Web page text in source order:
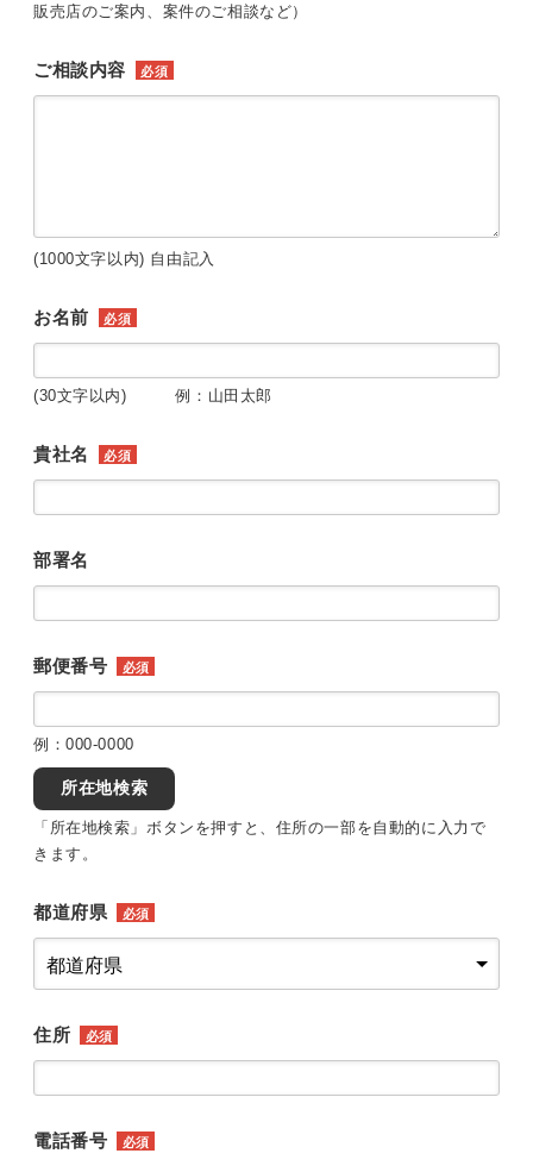
販売店のご案内、案件のご相談など）
ご相談内容 必須
(1000文字以内) 自由記入
お名前 必須
(30文字以内) 例：山田太郎
貴社名 必須
部署名
郵便番号 必須
例：000-0000
所在地検索
「所在地検索」ボタンを押すと、住所の一部を自動的に入力で
きます。
都道府県 必須
住所 必須
電話番号 必須